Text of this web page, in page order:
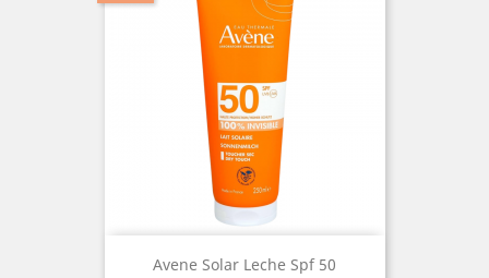
Avene Solar Leche Spf 50